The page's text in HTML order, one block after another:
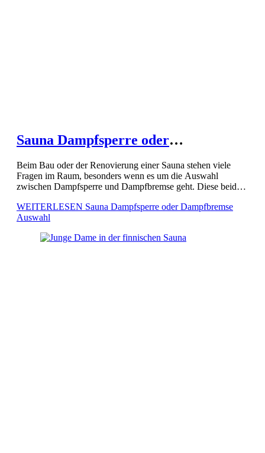
Sauna Dampfsperre oder
Beim Bau oder der Renovierung einer Sauna stehen viele
Fragen im Raum, besonders wenn es um die Auswahl
zwischen Dampfsperre und Dampfbremse geht. Diese beiden
entscheidend […]
WEITERLESEN Sauna Dampfsperre oder Dampfbremse
Auswahl